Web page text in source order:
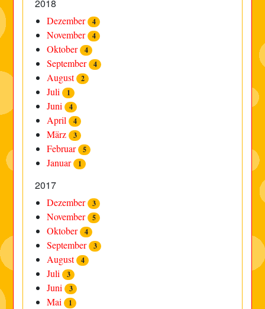
2018
Dezember 4
November 4
Oktober 4
September 4
August 2
Juli 1
Juni 4
April 4
März 3
Februar 5
Januar 1
2017
Dezember 3
November 5
Oktober 4
September 3
August 4
Juli 3
Juni 3
Mai 1